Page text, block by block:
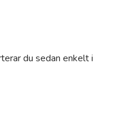
du sedan enkelt i